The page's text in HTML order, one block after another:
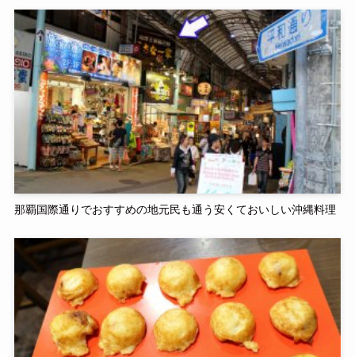
那覇国際通りでおすすめの地元民も通う安くておいしい沖縄料理